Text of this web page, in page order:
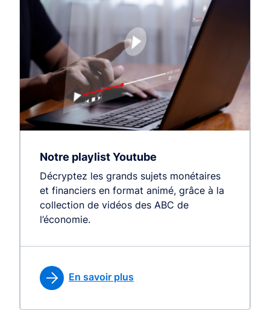
Notre playlist Youtube
Décryptez les grands sujets monétaires
et financiers en format animé, grâce à la
collection de vidéos des ABC de
l’économie.
En savoir plus